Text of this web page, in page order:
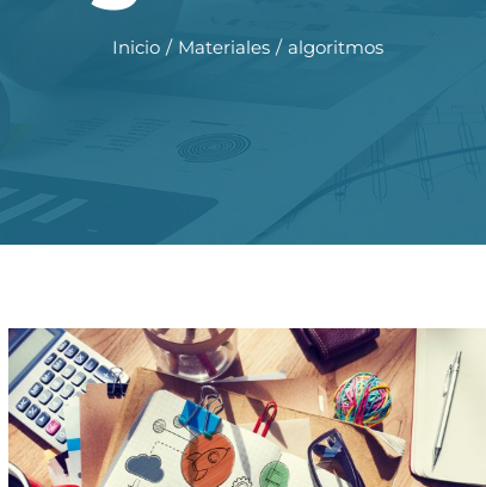
Inicio Materiales algoritmos